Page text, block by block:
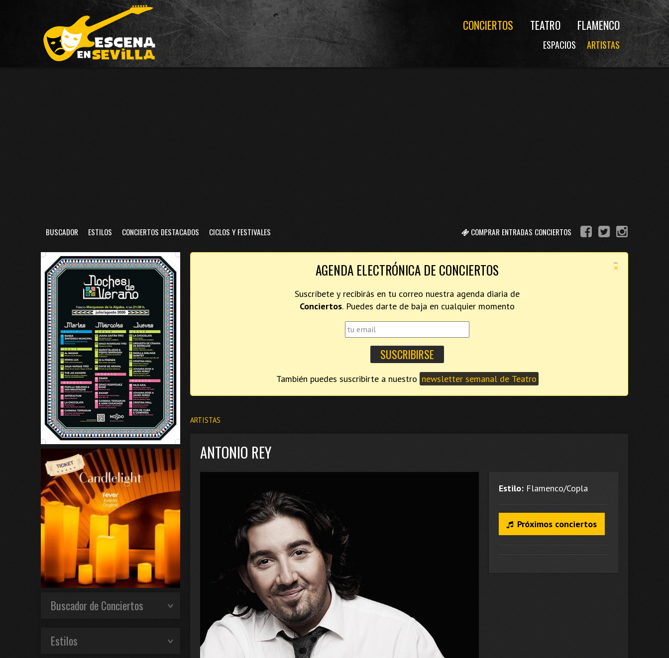
CONCIERTOS TEATRO FLAMENCO
ESPACIOS ARTISTAS
COMPRAR ENTRADAS CONCIERTOS
BUSCADOR ESTILOS CONCIERTOS DESTACADOS CICLOS Y FESTIVALES
×
AGENDA ELECTRÓNICA DE CONCIERTOS
Suscríbete y recibirás en tu correo nuestra agenda diaria de
Conciertos. Puedes darte de baja en cualquier momento
También puedes suscribirte a nuestro newsletter semanal de Teatro
ARTISTAS
ANTONIO REY
Estilo: Flamenco/Copla
Próximos conciertos
Buscador de Conciertos
Estilos